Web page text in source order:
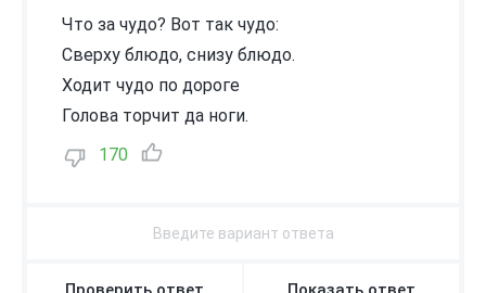
Что за чудо? Вот так чудо:
Сверху блюдо, снизу блюдо.
Ходит чудо по дороге
Голова торчит да ноги.
170